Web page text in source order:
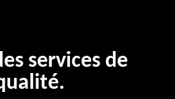
services de